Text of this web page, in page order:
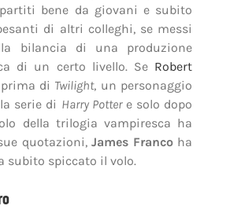
bene da giovani e subito
di altri colleghi, se messi
bilancia di una produzione
di un certo livello. Se Robert
di Twilight, un personaggio
serie di Harry Pottere solo dopo
della trilogia vampiresca ha
quotazioni,James Francoha
subito spiccato il volo.